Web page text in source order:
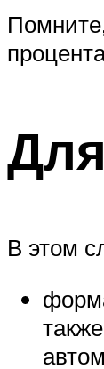
В этом